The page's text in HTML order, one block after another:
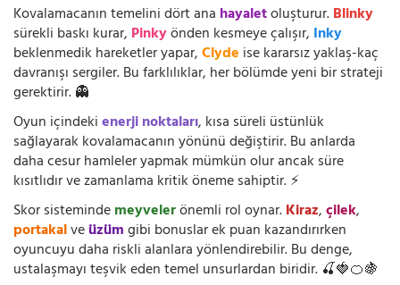
Kovalamacanın temelini dört ana hayaletoluşturur.Blinky
sürekli baskı kurar, Pinkyönden kesmeye çalışır, Inky
beklenmedik hareketler yapar,Clyde ise kararsız yaklaş-kaç
davranışı sergiler. Bu farklılıklar, her bölümde yeni bir strateji
gerektirir. 👻
Oyun içindekienerji noktaları, kısa süreli üstünlük
sağlayarak kovalamacanın yönünü değiştirir. Bu anlarda
daha cesur hamleler yapmak mümkün olur ancak süre
kısıtlıdır ve zamanlama kritik öneme sahiptir. ⚡
Skor sistemindemeyvelerönemli rol oynar.Kiraz,çilek,
portakalveüzümgibi bonuslar ek puan kazandırırken
oyuncuyu daha riskli alanlara yönlendirebilir. Bu denge,
ustalaşmayı teşvik eden temel unsurlardan biridir. 🍒🍓🍊🍇